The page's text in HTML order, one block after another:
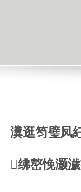
瀵逛笉璧凤
绋嶅悗灏